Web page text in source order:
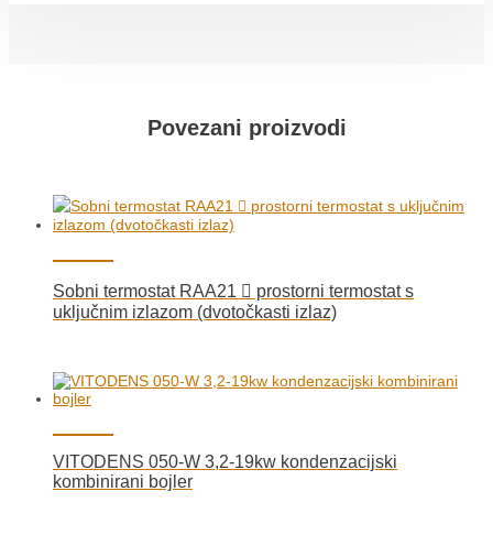
Povezani proizvodi
Sobni termostat RAA21  prostorni termostat s
uključnim izlazom (dvotočkasti izlaz)
VITODENS 050-W 3,2-19kw kondenzacijski
kombinirani bojler